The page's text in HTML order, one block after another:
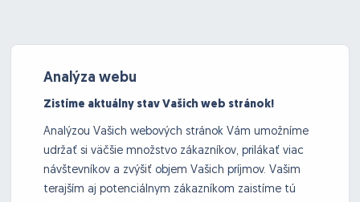
Analýza webu
Zistíme aktuálny stav Vašich web stránok!
Analýzou Vašich webových stránok Vám umožníme
udržať si väčšie množstvo zákazníkov, prilákať viac
návštevníkov a zvýšiť objem Vašich príjmov. Vašim
terajším aj potenciálnym zákazníkom zaistíme tú